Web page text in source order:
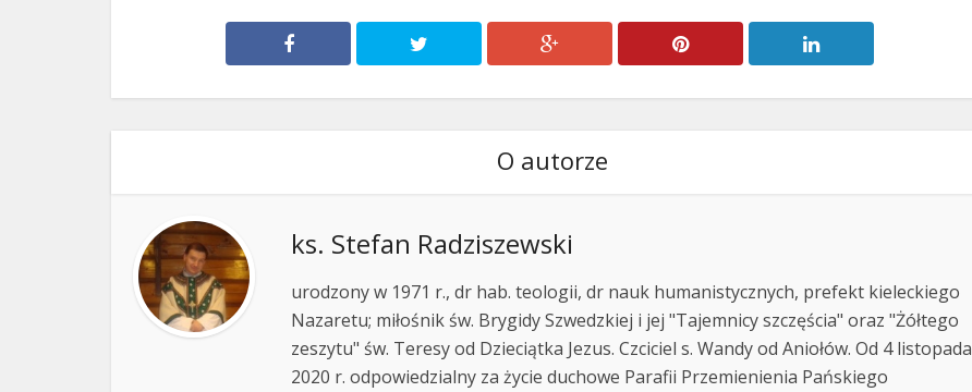
O autorze
ks. Stefan Radziszewski
urodzony w 1971 r., dr hab. teologii, dr nauk humanistycznych, prefekt kieleckiego
Nazaretu; miłośnik św. Brygidy Szwedzkiej i jej "Tajemnicy szczęścia" oraz "Żółtego
zeszytu" św. Teresy od Dzieciątka Jezus. Czciciel s. Wandy od Aniołów. Od 4 listopada
2020 r. odpowiedzialny za życie duchowe Parafii Przemienienia Pańskiego